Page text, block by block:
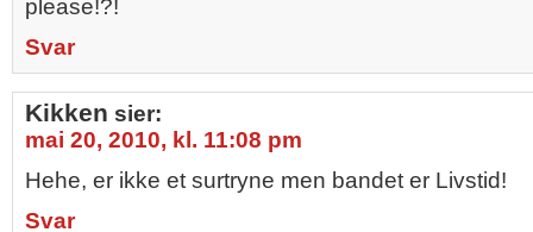
please!?!
Svar
Kikken sier:
mai 20, 2010, kl. 11:08 pm
Hehe, er ikke et surtryne men bandet er Livstid!
Svar